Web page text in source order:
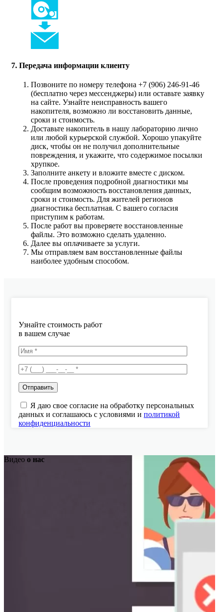
7. Передача информации клиенту
Позвоните по номеру телефона +7 (906) 246-91-46
(бесплатно через мессенджеры) или оставьте заявку
на сайте. Узнайте неисправность вашего
накопителя, возможно ли восстановить данные,
сроки и стоимость.
Доставьте накопитель в нашу лабораторию лично
или любой курьерской службой. Хорошо упакуйте
диск, чтобы он не получил дополнительные
повреждения, и укажите, что содержимое посылки
хрупкое.
Заполните анкету и вложите вместе с диском.
После проведения подробной диагностики мы
сообщим возможность восстановления данных,
сроки и стоимость. Для жителей регионов
диагностика бесплатная. С вашего согласия
приступим к работам.
После работ вы проверяете восстановленные
файлы. Это возможно сделать удаленно.
Далее вы оплачиваете за услуги.
Мы отправляем вам восстановленные файлы
наиболее удобным способом.
Узнайте стоимость работ
в вашем случае
Я даю свое согласие на обработку персональных
данных и соглашаюсь с условиями и политикой
конфиденциальности
Видео о нас